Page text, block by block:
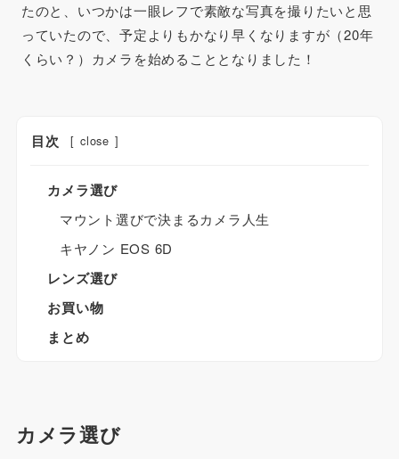
たのと、いつかは一眼レフで素敵な写真を撮りたいと思
っていたので、予定よりもかなり早くなりますが（20年
くらい？）カメラを始めることとなりました！
目次 [ close ]
カメラ選び
マウント選びで決まるカメラ人生
キヤノン EOS 6D
レンズ選び
お買い物
まとめ
カメラ選び